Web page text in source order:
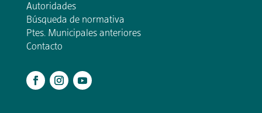
Autoridades
Búsqueda de normativa
Ptes. Municipales anteriores
Contacto